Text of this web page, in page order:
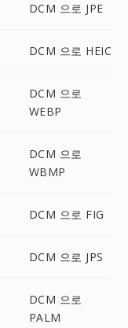
DCM 으로 JPE
DCM 으로 HEIC
DCM 으로
WEBP
DCM 으로
WBMP
DCM 으로 FIG
DCM 으로 JPS
DCM 으로
PALM